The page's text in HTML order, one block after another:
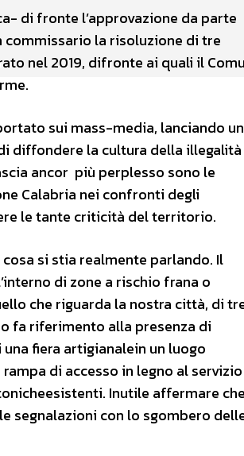
di fronte l’approvazione da parte
commissario la risoluzione di tre
nel 2019, difronte ai quali il
sui mass-media, lanciando un
diffondere la cultura della illegalità
ancor più perplesso sono le
Calabria nei confronti degli
le tante criticità del territorio.
si stia realmente parlando. Il
di zone a rischio frana o
che riguarda la nostra città, di
fa riferimento alla presenza di
fiera artigianalein un luogo
di accesso in legno al
Inutile affermare
segnalazioni con lo sgombero